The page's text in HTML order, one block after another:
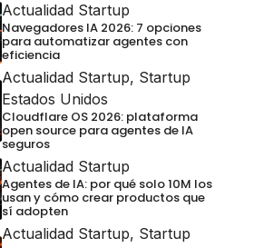
Actualidad Startup
Navegadores IA 2026: 7 opciones
para automatizar agentes con
eficiencia
Actualidad Startup, Startup
Estados Unidos
Cloudflare OS 2026: plataforma
open source para agentes de IA
seguros
Actualidad Startup
Agentes de IA: por qué solo 10M los
usan y cómo crear productos que
sí adopten
Actualidad Startup, Startup